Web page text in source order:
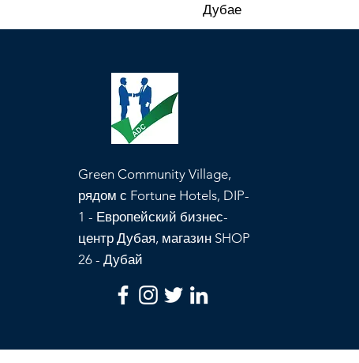
Дубае
Green Community Village,
рядом с Fortune Hotels, DIP-
1 - Европейский бизнес-
центр Дубая, магазин SHOP
26 - Дубай